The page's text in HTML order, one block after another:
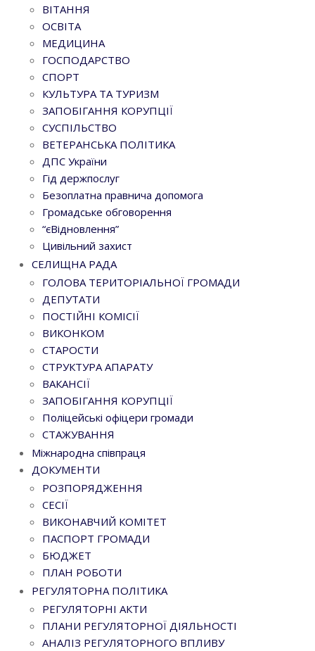
ВІТАННЯ
ОСВІТА
МЕДИЦИНА
ГОСПОДАРСТВО
СПОРТ
КУЛЬТУРА ТА ТУРИЗМ
ЗАПОБІГАННЯ КОРУПЦІЇ
СУСПІЛЬСТВО
ВЕТЕРАНСЬКА ПОЛІТИКА
ДПС України
Гід держпослуг
Безоплатна правнича допомога
Громадське обговорення
“єВідновлення”
Цивільний захист
СЕЛИЩНА РАДА
ГОЛОВА ТЕРИТОРІАЛЬНОЇ ГРОМАДИ
ДЕПУТАТИ
ПОСТІЙНІ КОМІСІЇ
ВИКОНКОМ
СТАРОСТИ
СТРУКТУРА АПАРАТУ
ВАКАНСІЇ
ЗАПОБІГАННЯ КОРУПЦІЇ
Поліцейські офіцери громади
СТАЖУВАННЯ
Міжнародна співпраця
ДОКУМЕНТИ
РОЗПОРЯДЖЕННЯ
СЕСІЇ
ВИКОНАВЧИЙ КОМІТЕТ
ПАСПОРТ ГРОМАДИ
БЮДЖЕТ
ПЛАН РОБОТИ
РЕГУЛЯТОРНА ПОЛІТИКА
РЕГУЛЯТОРНІ АКТИ
ПЛАНИ РЕГУЛЯТОРНОЇ ДІЯЛЬНОСТІ
АНАЛІЗ РЕГУЛЯТОРНОГО ВПЛИВУ